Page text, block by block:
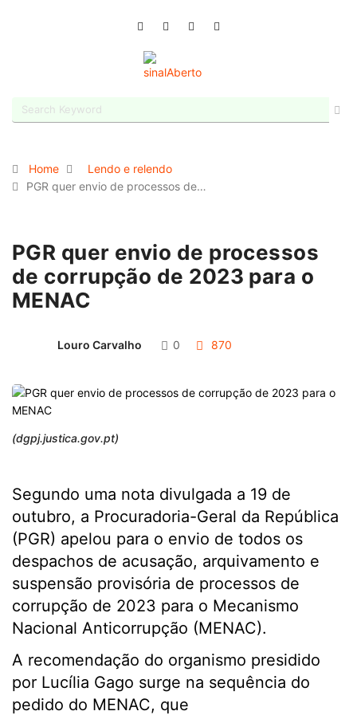
Home
Lendo e relendo
PGR quer envio de processos de…
PGR quer envio de processos
de corrupção de 2023 para o
MENAC
Louro Carvalho 0 870
(dgpj.justica.gov.pt)
Segundo uma nota divulgada a 19 de
outubro, a Procuradoria-Geral da República
(PGR) apelou para o envio de todos os
despachos de acusação, arquivamento e
suspensão provisória de processos de
corrupção de 2023 para o Mecanismo
Nacional Anticorrupção (MENAC).
A recomendação do organismo presidido
por Lucília Gago surge na sequência do
pedido do MENAC, que